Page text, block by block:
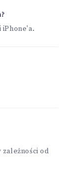
iPhone'a.
od